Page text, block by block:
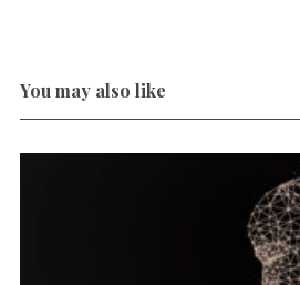
You may also like